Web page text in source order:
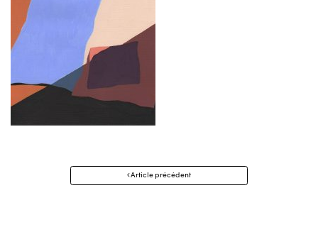
Navigation
Article précédent